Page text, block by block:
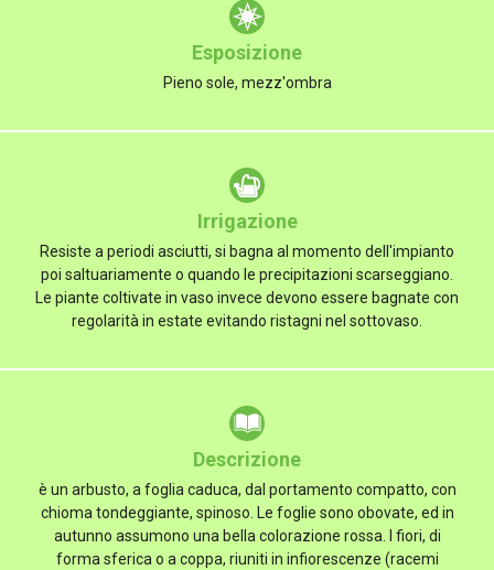
Esposizione
Pieno sole, mezz'ombra
Irrigazione
Resiste a periodi asciutti, si bagna al momento dell'impianto
poi saltuariamente o quando le precipitazioni scarseggiano.
Le piante coltivate in vaso invece devono essere bagnate con
regolarità in estate evitando ristagni nel sottovaso.
Descrizione
è un arbusto, a foglia caduca, dal portamento compatto, con
chioma tondeggiante, spinoso. Le foglie sono obovate, ed in
autunno assumono una bella colorazione rossa. I fiori, di
forma sferica o a coppa, riuniti in infiorescenze (racemi